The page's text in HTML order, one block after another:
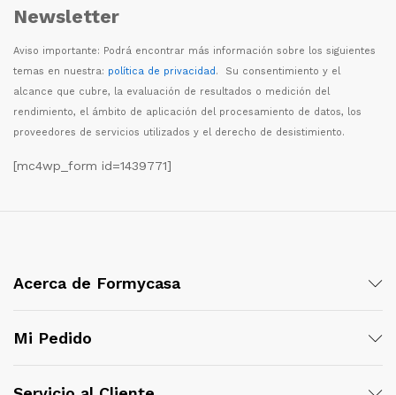
Newsletter
Aviso importante: Podrá encontrar más información sobre los siguientes
temas en nuestra: política de privacidad. Su consentimiento y el
alcance que cubre, la evaluación de resultados o medición del
rendimiento, el ámbito de aplicación del procesamiento de datos, los
proveedores de servicios utilizados y el derecho de desistimiento.
[mc4wp_form id=1439771]
Acerca de Formycasa
Mi Pedido